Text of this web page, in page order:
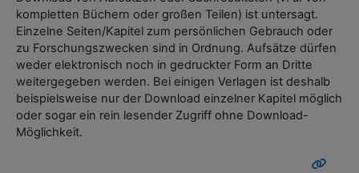
kompletten Büchern oder großen Teilen) ist untersagt.
Einzelne Seiten/Kapitel zum persönlichen Gebrauch oder
zu Forschungszwecken sind in Ordnung. Aufsätze dürfen
weder elektronisch noch in gedruckter Form an Dritte
weitergegeben werden. Bei einigen Verlagen ist deshalb
beispielsweise nur der Download einzelner Kapitel möglich
oder sogar ein rein lesender Zugriff ohne Download-
Möglichkeit.